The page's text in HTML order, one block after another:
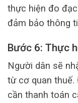
thực hiện đo
đảm bảo thông
Bước 6: Thực
Người dân sẽ
từ cơ quan thuế.
cần thanh toán